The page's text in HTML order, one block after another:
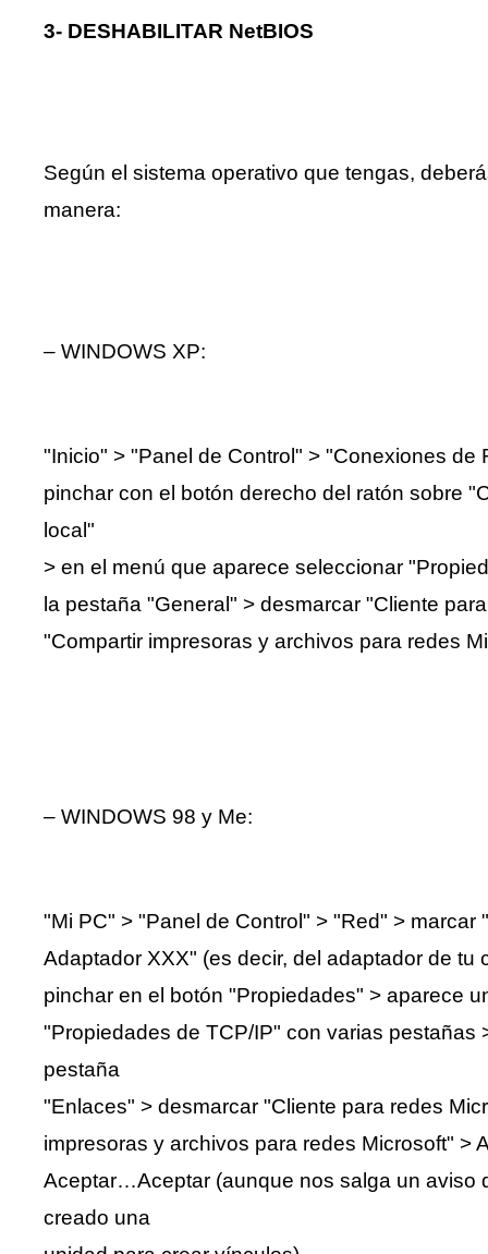
3- DESHABILITAR NetBIOS
Según el sistema operativo que tengas,
manera:
– WINDOWS XP:
"Inicio" > "Panel de Control" > "Conexiones de
pinchar con el botón derecho del ratón sobre
local"
> en el menú que aparece seleccionar
la pestaña "General" > desmarcar "Cliente
"Compartir impresoras y archivos para redes
– WINDOWS 98 y Me:
"Mi PC" > "Panel de Control" > "Red" > marcar
Adaptador XXX" (es decir, del adaptador de tu
pinchar en el botón "Propiedades" > aparece
"Propiedades de TCP/IP" con varias pestañas
pestaña
"Enlaces" > desmarcar "Cliente para redes
impresoras y archivos para redes Microsoft" >
Aceptar…Aceptar (aunque nos salga un aviso
creado una